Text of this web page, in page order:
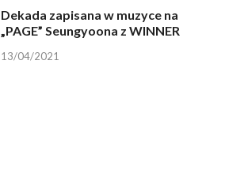
Dekada zapisana w muzyce na
„PAGE” Seungyoona z WINNER
13/04/2021